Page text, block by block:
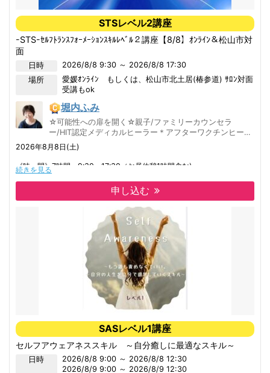
STSレベル2講座
-STS-ｾﾙﾌﾄﾗﾝｽﾌｫｰﾒｰｼｮﾝｽｷﾙﾚﾍﾞﾙ２講座【8/8】ｵﾝﾗｲﾝ＆松山市対
面
日時
2026/8/8 9:30 ～ 2026/8/8 17:30
場所
愛媛ｵﾝﾗｲﾝ もしくは、松山市北土居(椿参道) ｻﾛﾝ対面
受講もok
堀内ふみ
☆可能性への扉を開く☆親子/ファミリーカウンセラ
ー/HIT認定メディカルヒーラー＊アフターワクチンヒー
リング・コロナ対応ヒーリング承ります＊
2026年8月8日(土)
《時 間》7時間 9:30～17:30（お昼休憩1時間含む)
対象者：STSﾚﾍﾞﾙ１を受講済の方。
場所：愛媛県松山市サロン対面 もしくは オンラインzoom参加も可
オンライン参加の方は
オンラインシステムzoomを使用します。
（事前ダウンロードが必要です）
STSレベル2受講後、
プラクティショナー申請しHIT認定されることで、有償提供可能です。
現在対人のお仕事されてる方の新しいスキルとして手に入れることができ
SASが思考と信念体系にアプローチするのに対して、HIT-セルフトラン
スメーションスキル®️（STS）は、人生に起こるあらゆる出来事の根本で
ある「意図」にアプローチするカウンセリングスキルです。
STSを使うとなぜ人生の質がアップするのか
続きを見る
申し込む
SASレベル1講座
セルフアウェアネススキル ～自分癒しに最適なスキル～
日時
2026/8/8 9:00 ～ 2026/8/8 12:30
2026/8/9 9:00 ～ 2026/8/9 12:30